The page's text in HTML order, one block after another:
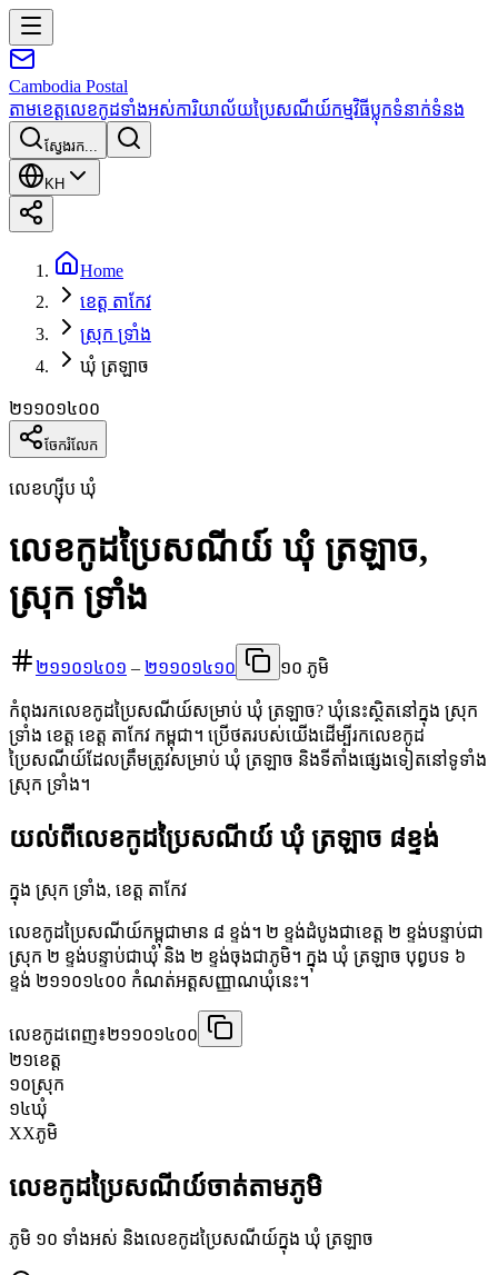
Cambodia Postal
តាមខេត្តលេខកូដទាំងអស់ការិយាល័យប្រៃសណីយ៍កម្មវិធីប្លុកទំនាក់ទំនង
ស្វែងរក...
KH
Home
ខេត្ត តាកែវ
ស្រុក ទ្រាំង
ឃុំ ត្រឡាច
២១១០១៤០០
ចែករំលែក
លេខហ្ស៊ីប ឃុំ
លេខកូដប្រៃសណីយ៍ ឃុំ ត្រឡាច,
ស្រុក ទ្រាំង
២១១០១៤០១ – ២១១០១៤១០ ១០ ភូមិ
កំពុងរកលេខកូដប្រៃសណីយ៍សម្រាប់ ឃុំ ត្រឡាច? ឃុំនេះស្ថិតនៅក្នុង ស្រុក
ទ្រាំង ខេត្ត ខេត្ត តាកែវ កម្ពុជា។ ប្រើថតរបស់យើងដើម្បីរកលេខកូដ
ប្រៃសណីយ៍ដែលត្រឹមត្រូវសម្រាប់ ឃុំ ត្រឡាច និងទីតាំងផ្សេងទៀតនៅទូទាំង
ស្រុក ទ្រាំង។
យល់ពីលេខកូដប្រៃសណីយ៍ ឃុំ ត្រឡាច ៨ខ្ទង់
ក្នុង ស្រុក ទ្រាំង, ខេត្ត តាកែវ
លេខកូដប្រៃសណីយ៍កម្ពុជាមាន ៨ ខ្ទង់។ ២ ខ្ទង់ដំបូងជាខេត្ត ២ ខ្ទង់បន្ទាប់ជា
ស្រុក ២ ខ្ទង់បន្ទាប់ជាឃុំ និង ២ ខ្ទង់ចុងជាភូមិ។ ក្នុង ឃុំ ត្រឡាច បុព្វបទ ៦
ខ្ទង់ ២១១០១៤០០ កំណត់អត្តសញ្ញាណឃុំនេះ។
លេខកូដពេញ៖២១១០១៤០០
២១ខេត្ត
១០ស្រុក
១៤ឃុំ
XXភូមិ
លេខកូដប្រៃសណីយ៍ចាត់តាមភូមិ
ភូមិ ១០ ទាំងអស់ និងលេខកូដប្រៃសណីយ៍ក្នុង ឃុំ ត្រឡាច